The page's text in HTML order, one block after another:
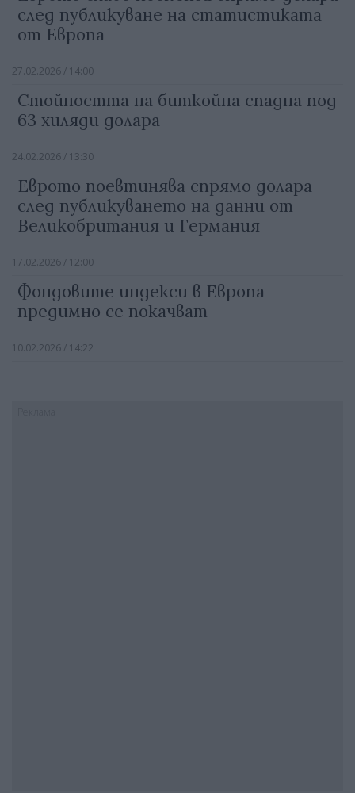
след публикуване на статистиката
от Европа
27.02.2026 / 14:00
Стойността на биткойна спадна под
63 хиляди долара
24.02.2026 / 13:30
Еврото поевтинява спрямо долара
след публикуването на данни от
Великобритания и Германия
17.02.2026 / 12:00
Фондовите индекси в Европа
предимно се покачват
10.02.2026 / 14:22